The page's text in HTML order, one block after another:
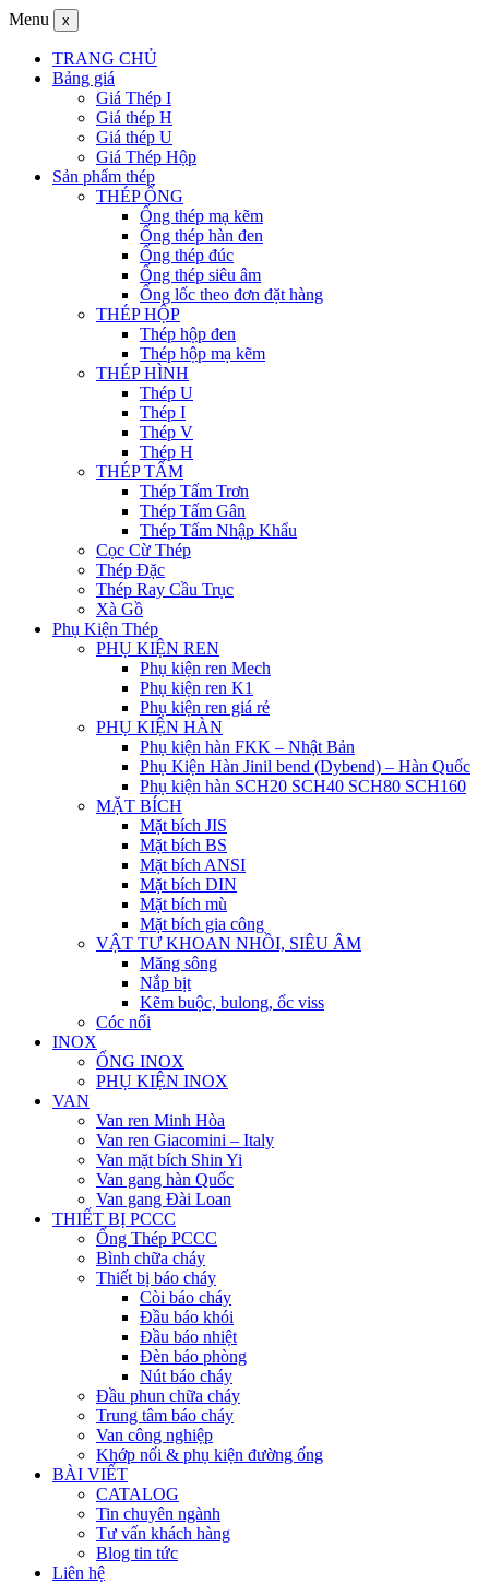
Menu x
TRANG CHỦ
Bảng giá
Giá Thép I
Giá thép H
Giá thép U
Giá Thép Hộp
Sản phẩm thép
THÉP ỐNG
Ống thép mạ kẽm
Ống thép hàn đen
Ống thép đúc
Ống thép siêu âm
Ống lốc theo đơn đặt hàng
THÉP HỘP
Thép hộp đen
Thép hộp mạ kẽm
THÉP HÌNH
Thép U
Thép I
Thép V
Thép H
THÉP TẤM
Thép Tấm Trơn
Thép Tấm Gân
Thép Tấm Nhập Khẩu
Cọc Cừ Thép
Thép Đặc
Thép Ray Cầu Trục
Xà Gồ
Phụ Kiện Thép
PHỤ KIỆN REN
Phụ kiện ren Mech
Phụ kiện ren K1
Phụ kiện ren giá rẻ
PHỤ KIỆN HÀN
Phụ kiện hàn FKK – Nhật Bản
Phụ Kiện Hàn Jinil bend (Dybend) – Hàn Quốc
Phụ kiện hàn SCH20 SCH40 SCH80 SCH160
MẶT BÍCH
Mặt bích JIS
Mặt bích BS
Mặt bích ANSI
Mặt bích DIN
Mặt bích mù
Mặt bích gia công
VẬT TƯ KHOAN NHỒI, SIÊU ÂM
Măng sông
Nắp bịt
Kẽm buộc, bulong, ốc viss
Cóc nối
INOX
ỐNG INOX
PHỤ KIỆN INOX
VAN
Van ren Minh Hòa
Van ren Giacomini – Italy
Van mặt bích Shin Yi
Van gang hàn Quốc
Van gang Đài Loan
THIẾT BỊ PCCC
Ống Thép PCCC
Bình chữa cháy
Thiết bị báo cháy
Còi báo cháy
Đầu báo khói
Đầu báo nhiệt
Đèn báo phòng
Nút báo cháy
Đầu phun chữa cháy
Trung tâm báo cháy
Van công nghiệp
Khớp nối & phụ kiện đường ống
BÀI VIẾT
CATALOG
Tin chuyên ngành
Tư vấn khách hàng
Blog tin tức
Liên hệ